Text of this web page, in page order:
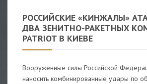
РОССИЙСКИЕ «КИНЖАЛЫ»
ДВА ЗЕНИТНО-РАКЕТНЫХ
PATRIOT В КИЕВЕ
Вооруженные силы Российской
наносить комбинированные удары по